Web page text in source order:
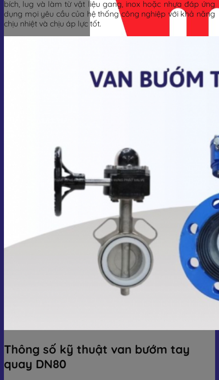
bích, lug và làm từ vật liệu gang, inox hoặc nhựa đáp ứng
dụng mọi yêu cầu của hệ thống công nghiệp với khả năng
chịu nhiệt và chịu áp lực tốt.
Thông số kỹ thuật van bướm tay
quay DN80